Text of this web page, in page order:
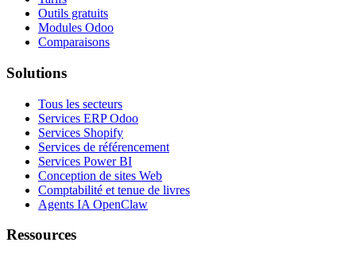
Outils gratuits
Modules Odoo
Comparaisons
Solutions
Tous les secteurs
Services ERP Odoo
Services Shopify
Services de référencement
Services Power BI
Conception de sites Web
Comptabilité et tenue de livres
Agents IA OpenClaw
Ressources